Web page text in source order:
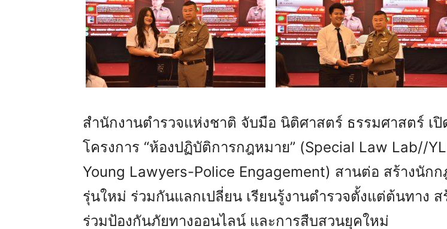
สำนักงานตำรวจแห่งชาติ จับมือ นิติศาสตร์ ธรรมศาสตร์ เปิ
โครงการ “ห้องปฏิบัติการกฎหมาย” (Special Law Lab//
Young Lawyers-Police Engagement) สานต่อ สร้างนัก
รุ่นใหม่ ร่วมกันแลกเปลี่ยน เรียนรู้งานตำรวจตั้งแต่ต้นทาง ส
ร่วมป้องกันภัยทางออนไลน์ และการสืบสวนยุคใหม่